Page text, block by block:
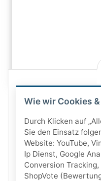
Wie wir Cookies
Durch Klicken auf
Sie den Einsatz
Website: YouTube,
Ip Dienst, Google
Conversion
ShopVote